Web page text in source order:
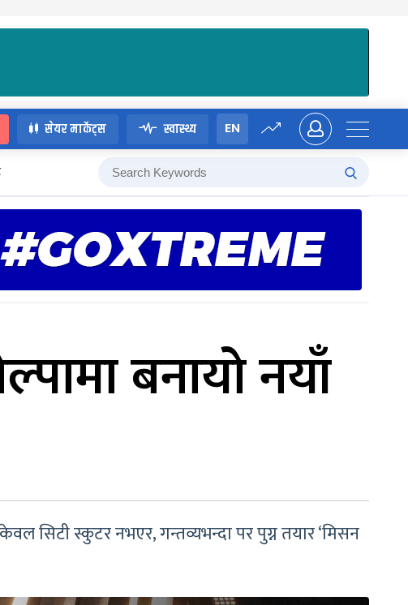
सेयर मार्केट्स स्वास्थ्य EN
बनायो नयाँ
सिटी स्कुटर नभएर, गन्तव्यभन्दा पर पुग्न तयार ‘मिसन